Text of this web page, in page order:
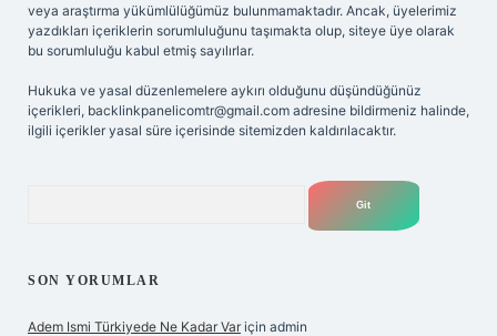
veya araştırma yükümlülüğümüz bulunmamaktadır. Ancak, üyelerimiz
yazdıkları içeriklerin sorumluluğunu taşımakta olup, siteye üye olarak
bu sorumluluğu kabul etmiş sayılırlar.
Hukuka ve yasal düzenlemelere aykırı olduğunu düşündüğünüz
içerikleri, backlinkpanelicomtr@gmail.com adresine bildirmeniz halinde,
ilgili içerikler yasal süre içerisinde sitemizden kaldırılacaktır.
SON YORUMLAR
Adem Ismi Türkiyede Ne Kadar Var için admin